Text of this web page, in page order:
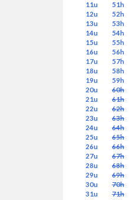
11u
12u
13u
14u
15u
16u
17u
18u
19u
20u
21u
22u
23u
24u
25u
26u
27u
28u
29u
30u
31u
51h
52h
53h
54h
55h
56h
57h
58h
59h
60h
61h
62h
63h
64h
65h
66h
67h
68h
69h
70h
71h